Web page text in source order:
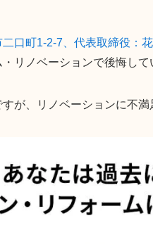
口町1-2-7、代表取締役：花
リノベーションで後悔し
が、リノベーションに不満